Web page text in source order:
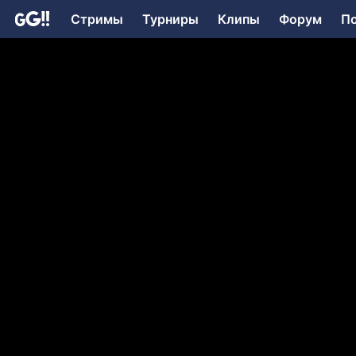
Стримы Турниры Клипы Форум